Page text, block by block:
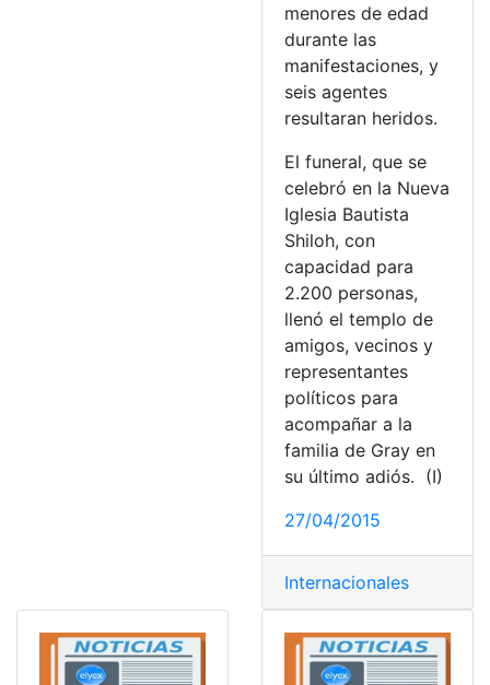
menores de edad
durante las
manifestaciones, y
seis agentes
resultaran heridos.
El funeral, que se
celebró en la Nueva
Iglesia Bautista
Shiloh, con
capacidad para
2.200 personas,
llenó el templo de
amigos, vecinos y
representantes
políticos para
acompañar a la
familia de Gray en
su último adiós. (I)
27/04/2015
Internacionales